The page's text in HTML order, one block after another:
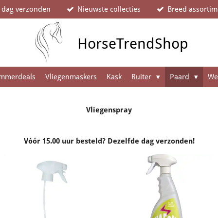
verzonden Nieuwste collecties Breed
HorseTrendShop
Vliegenmaskers Kask Ruiter Paard
Vliegenspray
Vóór 15.00 uur besteld? Dezelfde dag verzonden!